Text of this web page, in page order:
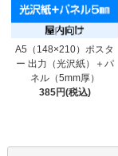
A5（148×210）ポスタ
ー 出力（光沢紙）＋パ
ネル（5mm厚）
385円(税込)